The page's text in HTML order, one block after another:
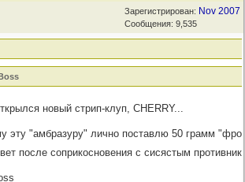
Зарегистрирован: Nov 2007
Сообщения: 9,535
новый стрип-клуп, CHERRY...
эту "амбразуру" лично поставлю 50 грамм
после соприкосновения с сисястым